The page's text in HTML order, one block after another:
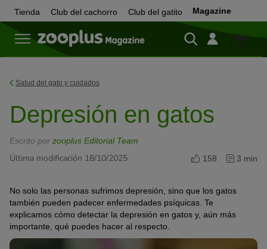
Tienda Club del cachorro Club del gatito Magazine
Tienda
Salud del gato y cuidados
Depresión en gatos
Escrito por zooplus Editorial Team
Última modificación 18/10/2025 158 3 min
No solo las personas sufrimos depresión, sino que los gatos
también pueden padecer enfermedades psíquicas. Te
explicamos cómo detectar la depresión en gatos y, aún más
importante, qué puedes hacer al respecto.